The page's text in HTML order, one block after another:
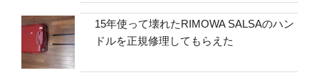
15年使って壊れたRIMOWA SALSAのハン
ドルを正規修理してもらえた